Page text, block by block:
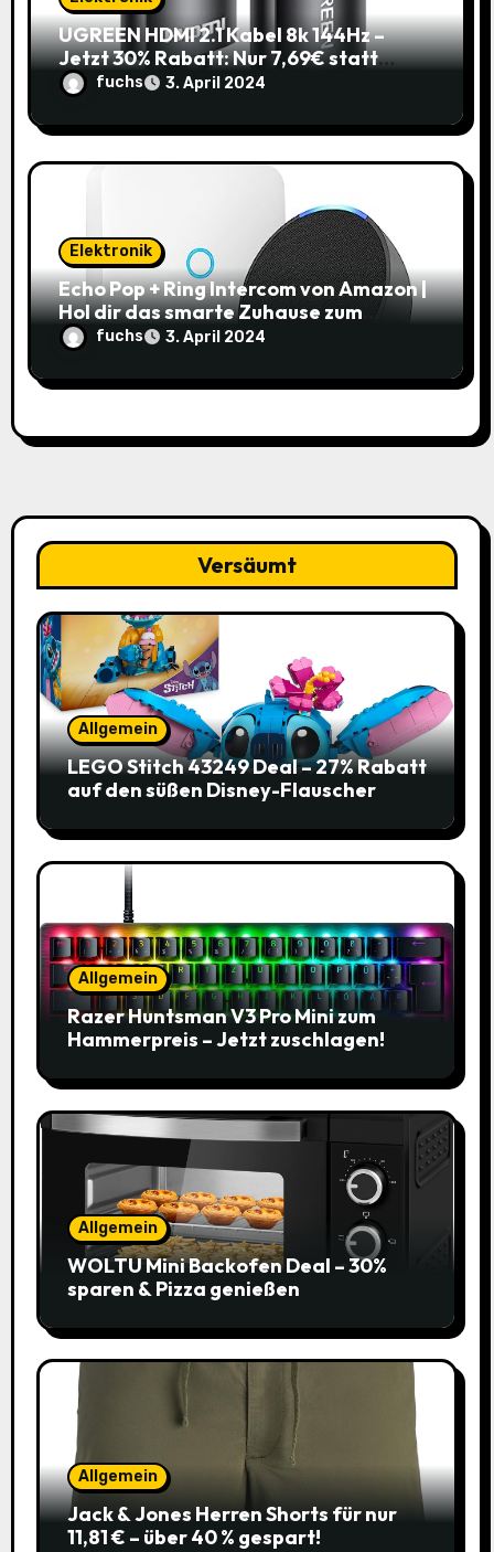
UGREEN HDMI 2.1 Kabel 8k 144Hz –
Jetzt 30% Rabatt: Nur 7,69€ statt
10,99€
fuchs 3. April 2024
Elektronik
Echo Pop + Ring Intercom von Amazon |
Hol dir das smarte Zuhause zum
Schnäppchenpreis!
fuchs 3. April 2024
Versäumt
Allgemein
LEGO Stitch 43249 Deal – 27% Rabatt
auf den süßen Disney-Flauscher
Allgemein
Razer Huntsman V3 Pro Mini zum
Hammerpreis – Jetzt zuschlagen!
Allgemein
WOLTU Mini Backofen Deal – 30%
sparen & Pizza genießen
Allgemein
Jack & Jones Herren Shorts für nur
11,81 € – über 40 % gespart!